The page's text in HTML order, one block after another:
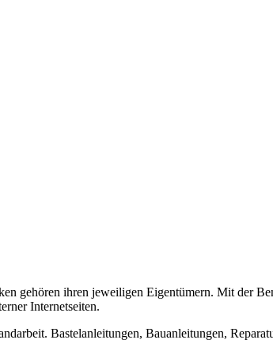
gehören ihren jeweiligen Eigentümern. Mit der
Internetseiten.
Bastelanleitungen, Bauanleitungen,